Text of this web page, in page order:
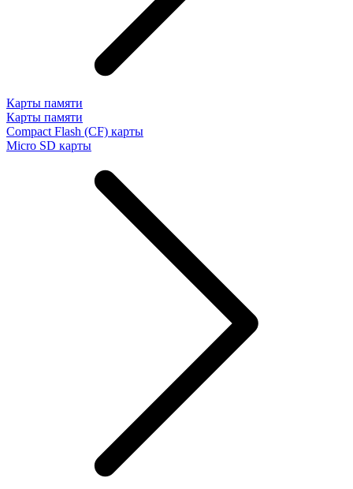
Карты памяти
Карты памяти
Compact Flash (CF) карты
Micro SD карты